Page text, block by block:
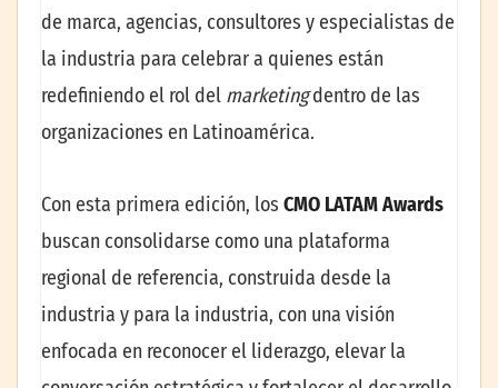
de marca, agencias, consultores y especialistas de
la industria para celebrar a quienes están
redefiniendo el rol del marketingdentro de las
organizaciones en Latinoamérica.
Con esta primera edición, los CMO LATAM Awards
buscan consolidarse como una plataforma
regional de referencia, construida desde la
industria y para la industria, con una visión
enfocada en reconocer el liderazgo, elevar la